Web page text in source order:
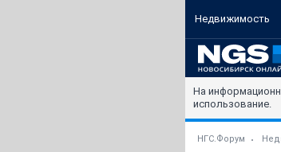
Недвижимость
На
использование.
НГС.Форум